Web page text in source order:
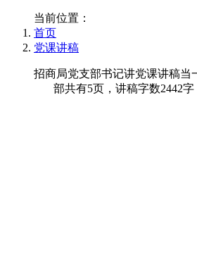
当前位置：
首页
党课讲稿
招商局党支部书记讲党课讲稿当
部共有5页，讲稿字数2442字